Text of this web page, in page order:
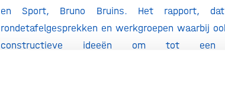
en Sport, Bruno Bruins. Het rapport,
rondetafelgesprekken en werkgroepen waarbij
constructieve ideeën om tot een
geneesmiddelenontwikkeling te komen. Zo
financiering, slimme meetmethoden en